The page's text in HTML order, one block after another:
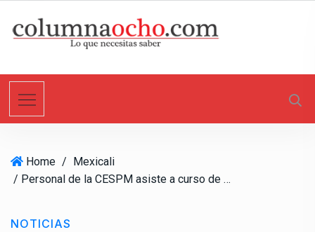
t
Home / Mexicali
/ Personal de la CESPM asiste a curso de capacitación del Proagua 2024
NOTICIAS